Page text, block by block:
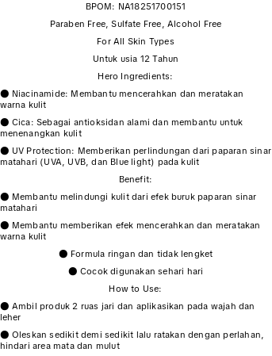
BPOM: NA18251700151
Paraben Free, Sulfate Free, Alcohol Free
For All Skin Types
Untuk usia 12 Tahun
Hero Ingredients:
● Niacinamide: Membantu mencerahkan dan meratakan
warna kulit
● Cica: Sebagai antioksidan alami dan membantu untuk
menenangkan kulit
● UV Protection: Memberikan perlindungan dari paparan sinar
matahari (UVA, UVB, dan Blue light) pada kulit
Benefit:
● Membantu melindungi kulit dari efek buruk paparan sinar
matahari
● Membantu memberikan efek mencerahkan dan meratakan
warna kulit
● Formula ringan dan tidak lengket
● Cocok digunakan sehari hari
How to Use:
● Ambil produk 2 ruas jari dan aplikasikan pada wajah dan
leher
● Oleskan sedikit demi sedikit lalu ratakan dengan perlahan,
hindari area mata dan mulut